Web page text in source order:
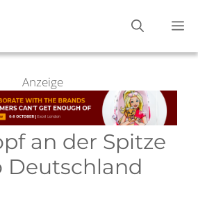
Anzeige
an der Spitze
Deutschland